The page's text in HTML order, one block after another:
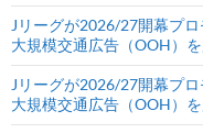
Jリーグが2026/27開幕プ
大規模交通広告（OOH）
Jリーグが2026/27開幕プ
大規模交通広告（OOH）